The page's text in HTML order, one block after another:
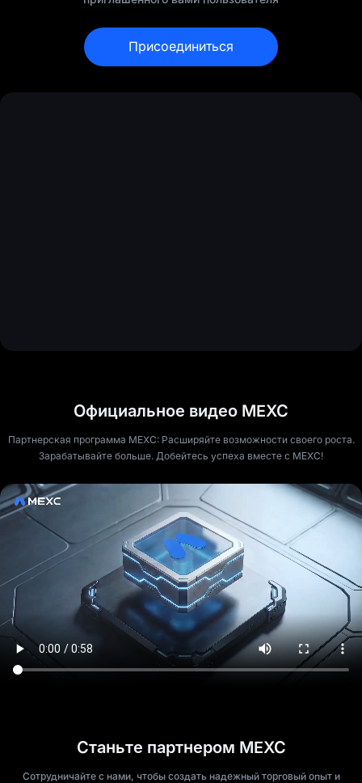
Присоединиться
Официальное видео MEXC
Партнерская программа MEXC: Расширяйте возможности своего роста.
Зарабатывайте больше. Добейтесь успеха вместе с MEXC!
Станьте партнером MEXC
Сотрудничайте с нами, чтобы создать надежный торговый опыт и